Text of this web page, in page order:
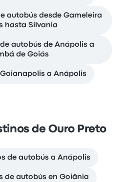
autobús desde Gameleira
hasta Silvania
autobús de Anápolis a
de Goiás
a Anápolis
de Ouro Preto
de autobús a Anápolis
de autobús en Goiânia